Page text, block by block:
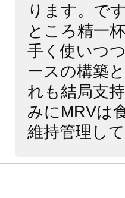
ります。で
ところ精一
手く使いつ
ースの構築
れも結局支
みにMRVは
維持管理し